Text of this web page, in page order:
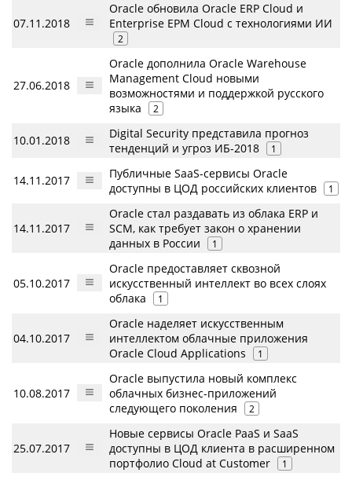
07.11.2018
Oracle обновила Oracle ERP Cloud и
Enterprise EPM Cloud с технологиями ИИ
2
27.06.2018
Oracle дополнила Oracle Warehouse
Management Cloud новыми
возможностями и поддержкой русского
языка
2
10.01.2018
Digital Security представила прогноз
тенденций и угроз ИБ-2018
1
14.11.2017
Публичные SaaS-сервисы Oracle
доступны в ЦОД российских клиентов
1
14.11.2017
Oracle стал раздавать из облака ERP и
SCM, как требует закон о хранении
данных в России
1
05.10.2017
Oracle предоставляет сквозной
искусственный интеллект во всех слоях
облака
1
04.10.2017
Oracle наделяет искусственным
интеллектом облачные приложения
Oracle Cloud Applications
1
10.08.2017
Oracle выпустила новый комплекс
облачных бизнес-приложений
следующего поколения
2
25.07.2017
Новые сервисы Oracle PaaS и SaaS
доступны в ЦОД клиента в расширенном
портфолио Cloud at Customer
1